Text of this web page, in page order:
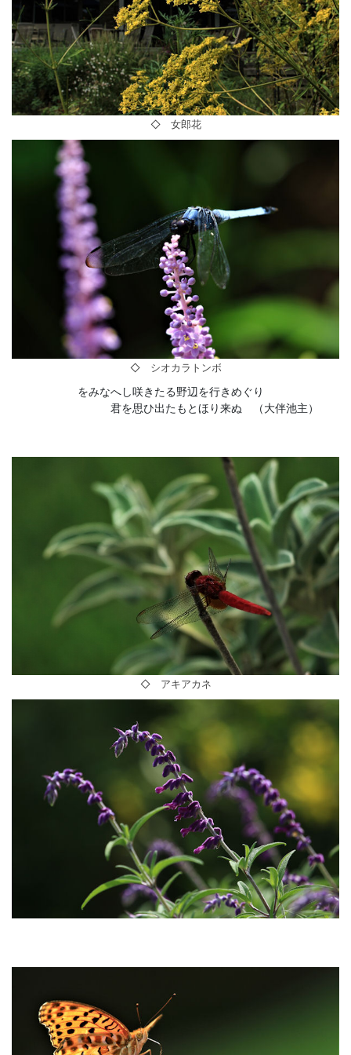
◇ 女郎花
◇ シオカラトンボ
をみなへし咲きたる野辺を行きめぐり
君を思ひ出たもとほり来ぬ （大伴池主）
◇ アキアカネ